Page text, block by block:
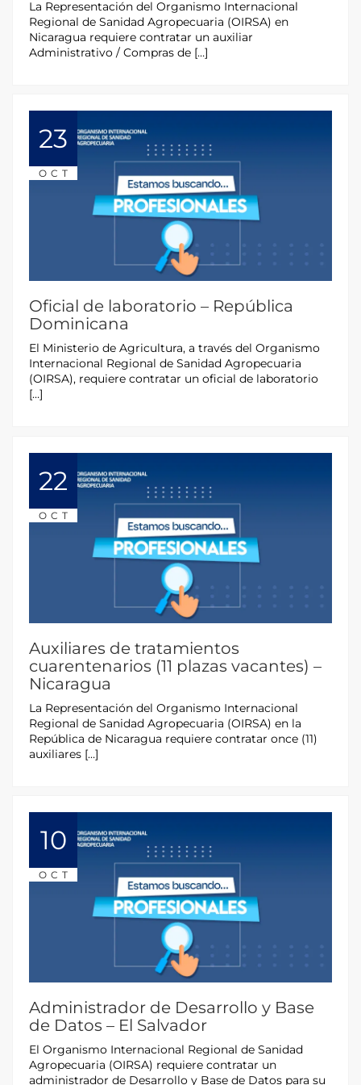
La Representación del Organismo Internacional
Regional de Sanidad Agropecuaria (OIRSA) en
Nicaragua requiere contratar un auxiliar
Administrativo / Compras de […]
23
OCT
Oficial de laboratorio – República
Dominicana
El Ministerio de Agricultura, a través del Organismo
Internacional Regional de Sanidad Agropecuaria
(OIRSA), requiere contratar un oficial de laboratorio
[…]
22
OCT
Auxiliares de tratamientos
cuarentenarios (11 plazas vacantes) –
Nicaragua
La Representación del Organismo Internacional
Regional de Sanidad Agropecuaria (OIRSA) en la
República de Nicaragua requiere contratar once (11)
auxiliares […]
10
OCT
Administrador de Desarrollo y Base
de Datos – El Salvador
El Organismo Internacional Regional de Sanidad
Agropecuaria (OIRSA) requiere contratar un
administrador de Desarrollo y Base de Datos para su